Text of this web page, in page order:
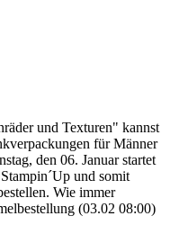
und Texturen" kannst
für Männer
den 06. Januar startet
und somit
Wie immer
(03.02 08:00)